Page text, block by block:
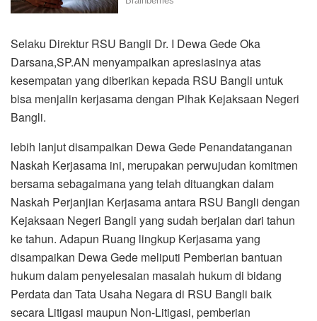
Selaku Direktur RSU Bangli Dr. I Dewa Gede Oka
Darsana,SP.AN menyampaikan apresiasinya atas
kesempatan yang diberikan kepada RSU Bangli untuk
bisa menjalin kerjasama dengan Pihak Kejaksaan Negeri
Bangli.
lebih lanjut disampaikan Dewa Gede Penandatanganan
Naskah Kerjasama ini, merupakan perwujudan komitmen
bersama sebagaimana yang telah dituangkan dalam
Naskah Perjanjian Kerjasama antara RSU Bangli dengan
Kejaksaan Negeri Bangli yang sudah berjalan dari tahun
ke tahun. Adapun Ruang lingkup Kerjasama yang
disampaikan Dewa Gede meliputi Pemberian bantuan
hukum dalam penyelesaian masalah hukum di bidang
Perdata dan Tata Usaha Negara di RSU Bangli baik
secara Litigasi maupun Non-Litigasi, pemberian